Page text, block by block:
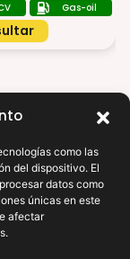
como las
del dispositivo. El
datos como
únicas en este
afectar
Gas-oil
encuentra tu